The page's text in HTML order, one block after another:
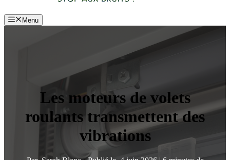
Menu
Les moteurs de volets
roulants transmettent des
vibrations